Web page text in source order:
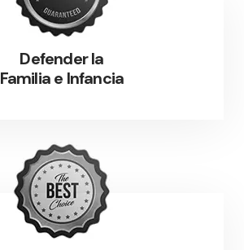
Defender la
Familia e Infancia